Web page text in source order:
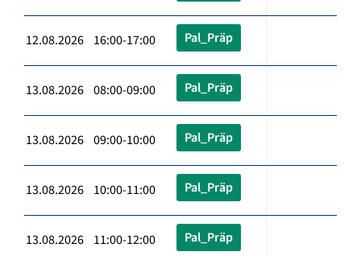
12.08.2026 16:00-17:00 Pal_Präp
13.08.2026 08:00-09:00 Pal_Präp
13.08.2026 09:00-10:00 Pal_Präp
13.08.2026 10:00-11:00 Pal_Präp
13.08.2026 11:00-12:00 Pal_Präp